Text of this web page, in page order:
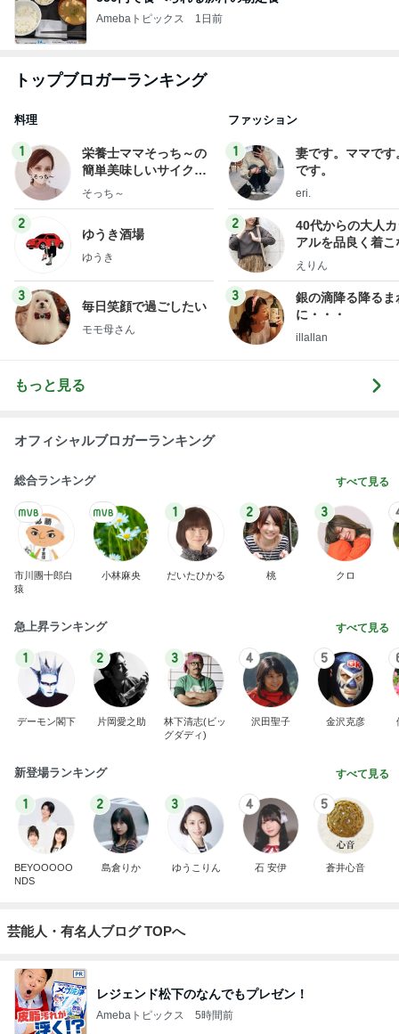
Amebaトピックス 1日前
トップブロガーランキング
料理
1
栄養士ママそっち～の
簡単美味しいサイクル
献立
そっち～
2
ゆうき酒場
ゆうき
3
毎日笑顔で過ごしたい
モモ母さん
ファッション
1
妻です。ママです
です。
eri.
2
40代からの大人
アルを品良く着こ
ファッションブロ
えりん
3
銀の滴降る降るま
に・・・
illallan
もっと見る
オフィシャルブロガーランキング
総合ランキング すべて見る
市川團十郎白
猿
小林麻央
1
だいたひかる
2
桃
3
クロ
急上昇ランキング すべて見る
1
デーモン閣下
2
片岡愛之助
3
林下清志(ビッ
グダディ)
4
沢田聖子
5
金沢克彦
新登場ランキング すべて見る
1
BEYOOOOO
NDS
2
島倉りか
3
ゆうこりん
4
石 安伊
5
蒼井心音
芸能人・有名人ブログ TOPへ
レジェンド松下のなんでもプレゼン！
Amebaトピックス 5時間前